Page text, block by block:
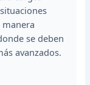
se deben
avanzados.